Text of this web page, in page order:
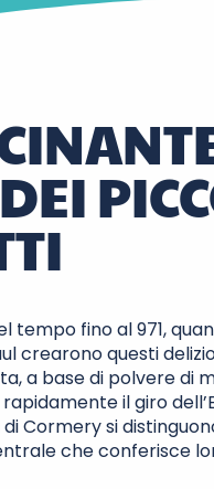
tempo fino al 971,
crearono questi
a base di polvere di
il giro
Cormery si
che conferisce